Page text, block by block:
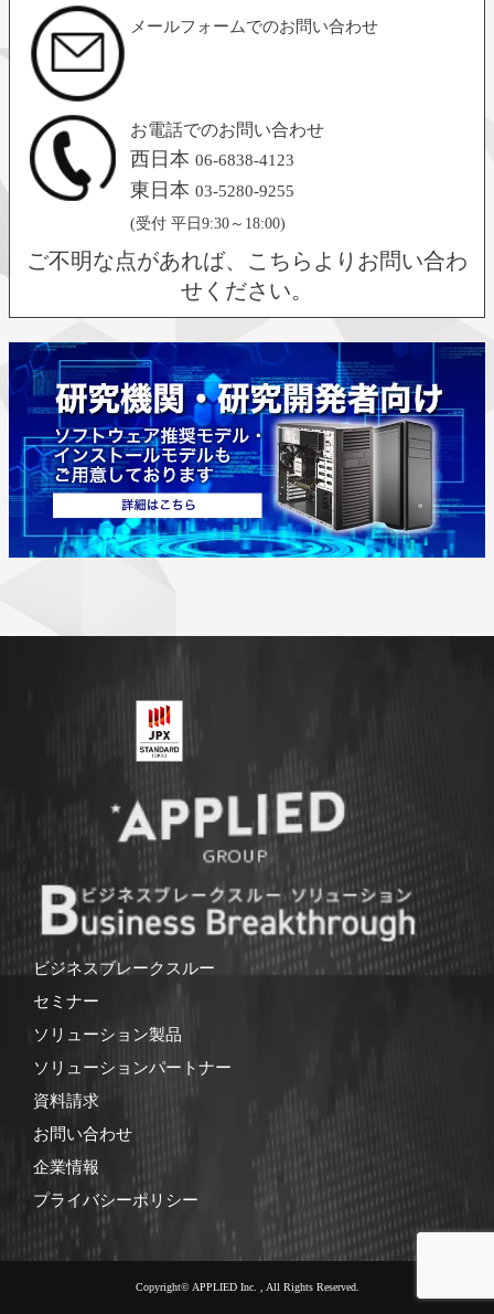
メールフォームでのお問い合わせ
お電話でのお問い合わせ
西日本 06-6838-4123
東日本 03-5280-9255
(受付 平日9:30～18:00)
ご不明な点があれば、こちらよりお問い合わ
せください。
ビジネスブレークスルー
セミナー
ソリューション製品
ソリューションパートナー
資料請求
お問い合わせ
企業情報
プライバシーポリシー
Copyright© APPLIED Inc. , All Rights Reserved.